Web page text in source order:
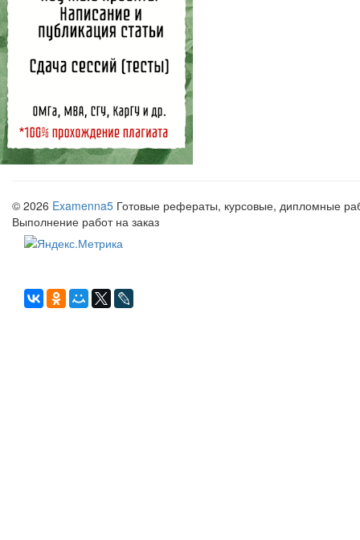
© 2026 Examenna5 Готовые рефераты, курсовые, дипломные
Выполнение работ на заказ